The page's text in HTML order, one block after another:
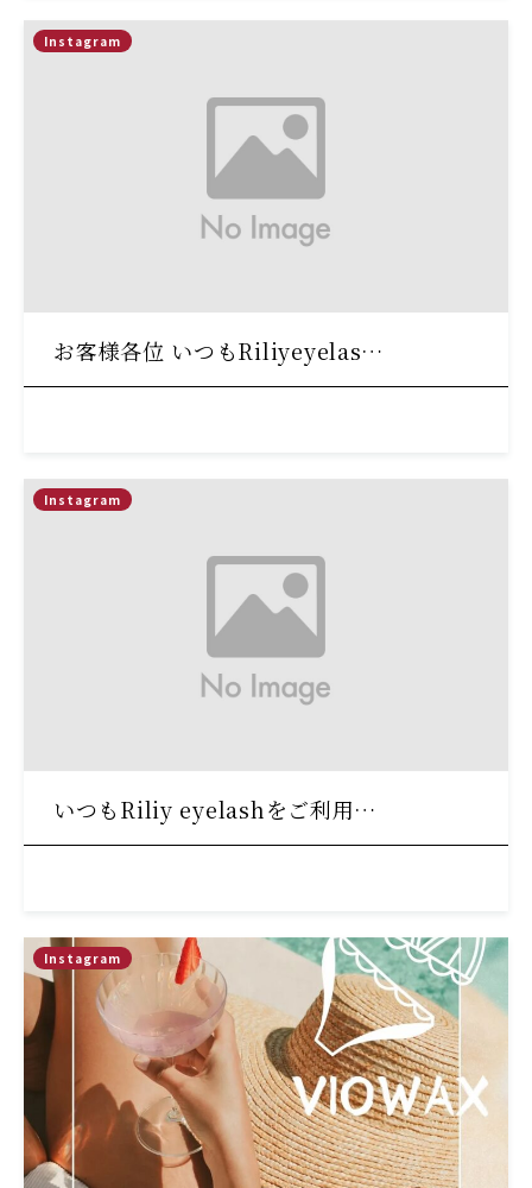
Instagram
お客様各位 いつもRiliyeyelas…
Instagram
いつもRiliy eyelashをご利用…
Instagram